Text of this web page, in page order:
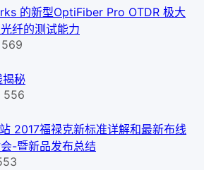
的新型OptiFiber Pro OTDR 极大
纤的测试能力
569
秘
556
2017福禄克新标准详解和最新布线
-暨新品发布总结